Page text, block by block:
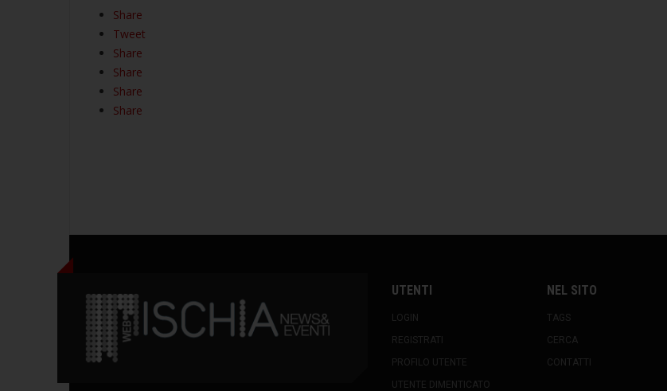
Share
Tweet
Share
Share
Share
Share
UTENTI
LOGIN
REGISTRATI
PROFILO UTENTE
UTENTE DIMENTICATO
NEL SITO
TAGS
CERCA
CONTATTI